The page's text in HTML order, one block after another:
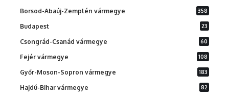
Borsod-Abaúj-Zemplén vármegye 358
Budapest 23
Csongrád-Csanád vármegye 60
Fejér vármegye 108
Győr-Moson-Sopron vármegye 183
Hajdú-Bihar vármegye 82